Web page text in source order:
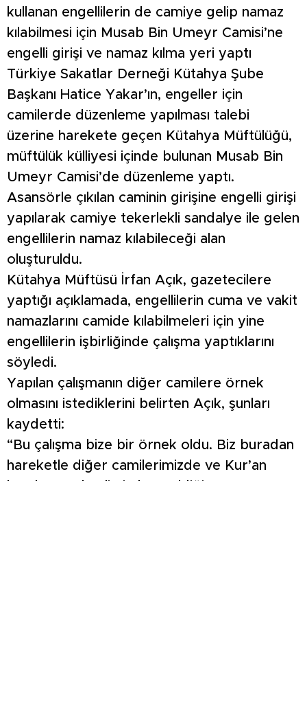
kullanan engellilerin de camiye gelip namaz
kılabilmesi için Musab Bin Umeyr Camisi’ne
engelli girişi ve namaz kılma yeri yaptı
Türkiye Sakatlar Derneği Kütahya Şube
Başkanı Hatice Yakar’ın, engeller için
camilerde düzenleme yapılması talebi
üzerine harekete geçen Kütahya Müftülüğü,
müftülük külliyesi içinde bulunan Musab Bin
Umeyr Camisi’de düzenleme yaptı.
Asansörle çıkılan caminin girişine engelli girişi
yapılarak camiye tekerlekli sandalye ile gelen
engellilerin namaz kılabileceği alan
oluşturuldu.
Kütahya Müftüsü İrfan Açık, gazetecilere
yaptığı açıklamada, engellilerin cuma ve vakit
namazlarını camide kılabilmeleri için yine
engellilerin işbirliğinde çalışma yaptıklarını
söyledi.
Yapılan çalışmanın diğer camilere örnek
olmasını istediklerini belirten Açık, şunları
kaydetti:
“Bu çalışma bize bir örnek oldu. Biz buradan
hareketle diğer camilerimizde ve Kur’an